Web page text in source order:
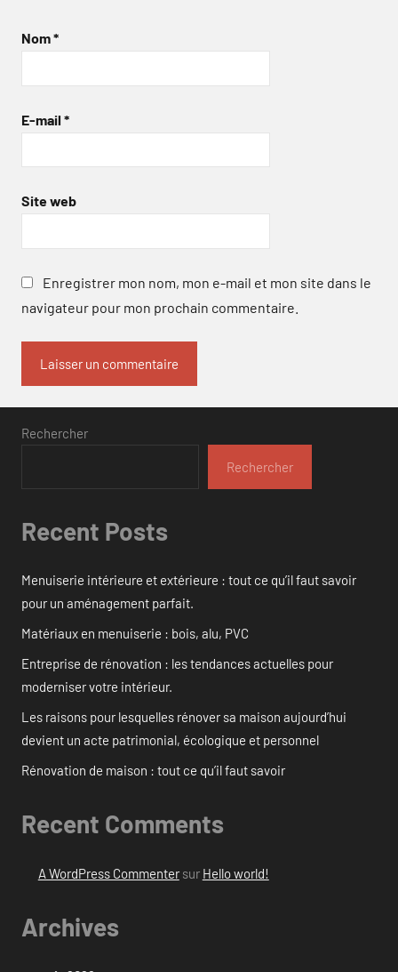
Nom*
E-mail *
Site web
Enregistrer mon nom, mon e-mail et mon site dans le
navigateur pour mon prochain commentaire.
Rechercher
Rechercher
Recent Posts
Menuiserie intérieure et extérieure : tout ce qu’il faut savoir
pour un aménagement parfait.
Matériaux en menuiserie : bois, alu, PVC
Entreprise de rénovation : les tendances actuelles pour
moderniser votre intérieur.
Les raisons pour lesquelles rénover sa maison aujourd’hui
devient un acte patrimonial, écologique et personnel
Rénovation de maison : tout ce qu’il faut savoir
Recent Comments
A WordPress Commentersur Hello world!
Archives